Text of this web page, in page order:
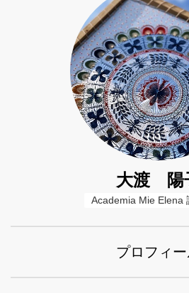
大渡 陽
Academia Mie Elena
プロフィ